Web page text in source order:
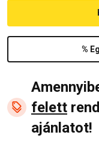
%
felett
ajánlatot!